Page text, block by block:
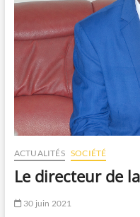
ACTUALITÉS SOCIÉTÉ
Le directeur de
30 juin 2021